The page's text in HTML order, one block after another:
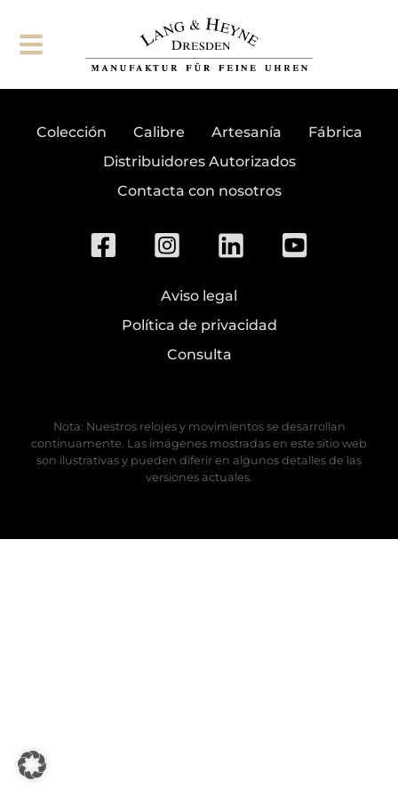
Suscribirse al boletín
Colección Calibre Artesanía
Fábrica
Distribuidores Autorizados
Contacta con nosotros
Aviso legal
Política de privacidad
Consulta
Nota: Nuestros relojes y movimientos se desarrollan
continuamente. Las imágenes mostradas en este sitio web
son ilustrativas y pueden diferir en algunos detalles de las
versiones actuales.